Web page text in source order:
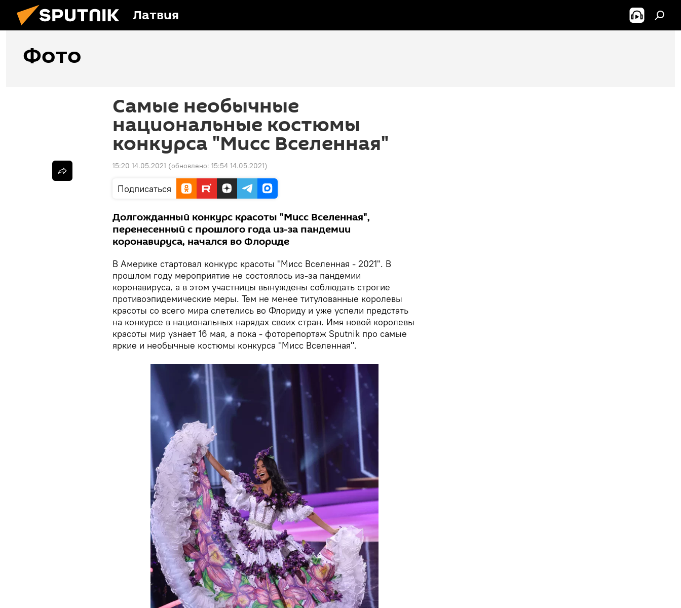
Латвия
Фото
Самые необычные
национальные костюмы
конкурса "Мисс Вселенная"
15:20 14.05.2021 (обновлено: 15:54 14.05.2021)
Подписаться
Долгожданный конкурс красоты "Мисс Вселенная",
перенесенный с прошлого года из-за пандемии
коронавируса, начался во Флориде
В Америке стартовал конкурс красоты "Мисс Вселенная - 2021". В
прошлом году мероприятие не состоялось из-за пандемии
коронавируса, а в этом участницы вынуждены соблюдать строгие
противоэпидемические меры. Тем не менее титулованные королевы
красоты со всего мира слетелись во Флориду и уже успели предстать
на конкурсе в национальных нарядах своих стран. Имя новой королевы
красоты мир узнает 16 мая, а пока - фоторепортаж Sputnik про самые
яркие и необычные костюмы конкурса "Мисс Вселенная".